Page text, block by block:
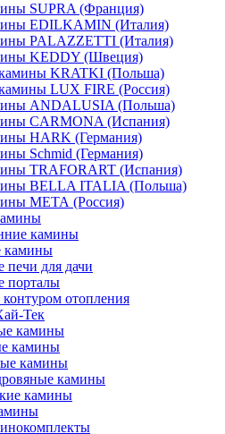
SUPRA (Франция)
EDILKAMIN (Италия)
PALAZZETTI (Италия)
KEDDY (Швеция)
KRATKI (Польша)
LUX FIRE (Россия)
ANDALUSIA (Польша)
CARMONA (Испания)
HARK (Германия)
Schmid (Германия)
TRAFORART (Испания)
BELLA ITALIA (Польша)
МЕТА (Россия)
камины
камины
для дачи
порталы
отопления
Тек
камины
камины
камины
камины
камины